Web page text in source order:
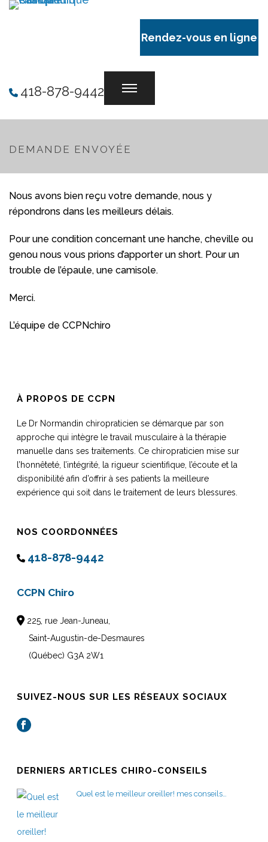
Rendez-vous en ligne
418-878-9442
DEMANDE ENVOYÉE
Nous avons bien reçu votre demande, nous y
répondrons dans les meilleurs délais.
Pour une condition concernant une hanche, cheville ou
genou nous vous prions d’apporter un short. Pour un
trouble de l’épaule, une camisole.
Merci.
L’équipe de CCPNchiro
À PROPOS DE CCPN
Le Dr Normandin chiropraticien se démarque par son
approche qui intègre le travail musculaire à la thérapie
manuelle dans ses traitements. Ce chiropraticien mise sur
l’honnêteté, l’intégrité, la rigueur scientifique, l’écoute et la
disponibilité afin d’offrir à ses patients la meilleure
expérience qui soit dans le traitement de leurs blessures.
NOS COORDONNÉES
418-878-9442
CCPN Chiro
225, rue Jean-Juneau,
Saint-Augustin-de-Desmaures
(Québec) G3A 2W1
SUIVEZ-NOUS SUR LES RÉSEAUX SOCIAUX
DERNIERS ARTICLES CHIRO-CONSEILS
Quel est le meilleur oreiller! mes conseils…